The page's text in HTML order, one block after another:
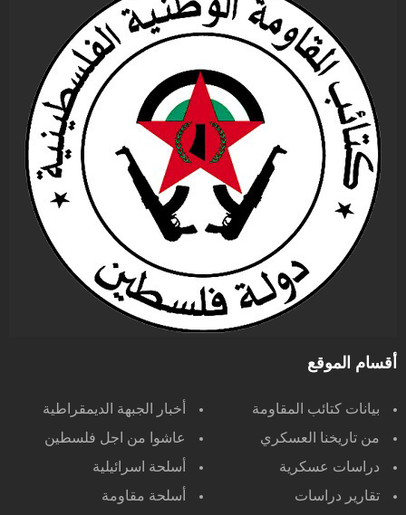
أقسام الموقع
بيانات كتائب المقاومة
أخبار الجبهة الديمقراطية
من تاريخنا العسكري
عاشوا من اجل فلسطين
دراسات عسكرية
أسلحة اسرائيلية
تقارير دراسات
أسلحة مقاومة